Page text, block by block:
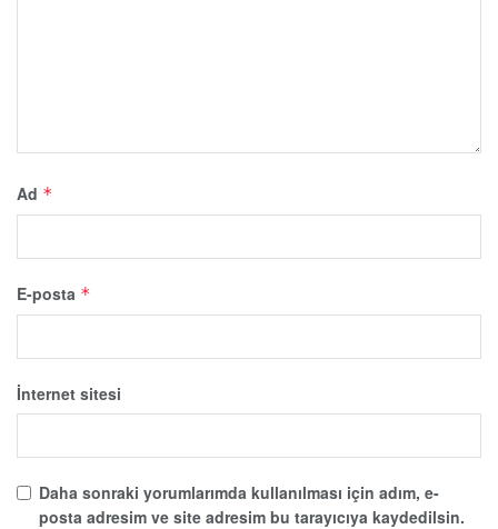
Ad *
E-posta *
İnternet sitesi
Daha sonraki yorumlarımda kullanılması için adım, e-
posta adresim ve site adresim bu tarayıcıya kaydedilsin.